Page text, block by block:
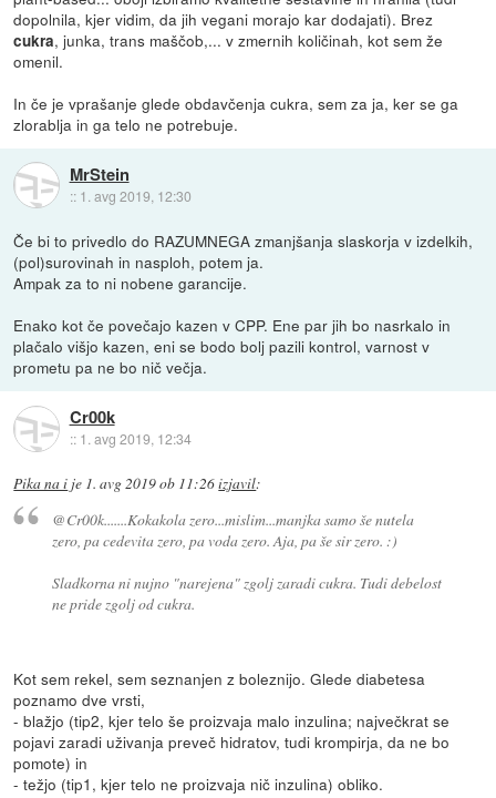
dopolnila, kjer vidim, da jih vegani morajo kar dodajati). Brez
cukra, junka, trans maščob,... v zmernih količinah, kot sem že
omenil.
In če je vprašanje glede obdavčenja cukra, sem za ja, ker se ga
zlorablja in ga telo ne potrebuje.
MrStein
:: 1. avg 2019, 12:30
Če bi to privedlo do RAZUMNEGA zmanjšanja slaskorja v izdelkih,
(pol)surovinah in nasploh, potem ja.
Ampak za to ni nobene garancije.
Enako kot če povečajo kazen v CPP. Ene par jih bo nasrkalo in
plačalo višjo kazen, eni se bodo bolj pazili kontrol, varnost v
prometu pa ne bo nič večja.
Cr00k
:: 1. avg 2019, 12:34
Pika na i je 1. avg 2019 ob 11:26izjavil:
@Cr00k.......Kokakola zero...mislim...manjka samo še nutela
zero, pa cedevita zero, pa voda zero. Aja, pa še sir zero. :)
Sladkorna ni nujno "narejena" zgolj zaradi cukra. Tudi debelost
ne pride zgolj od cukra.
Kot sem rekel, sem seznanjen z boleznijo. Glede diabetesa
poznamo dve vrsti,
- blažjo (tip2, kjer telo še proizvaja malo inzulina; največkrat se
pojavi zaradi uživanja preveč hidratov, tudi krompirja, da ne bo
pomote) in
- težjo (tip1, kjer telo ne proizvaja nič inzulina) obliko.